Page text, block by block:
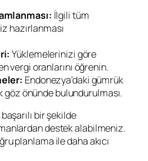
İlgili tüm
hazırlanması
Yüklemelerinizi göre
vergi oranlarını öğrenin.
Endonezya’daki gümrük
göz önünde bulundurulması.
bir şekilde
destek alabilmeniz.
planlama ile daha akıcı